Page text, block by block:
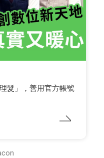
髮」，善用官方帳號